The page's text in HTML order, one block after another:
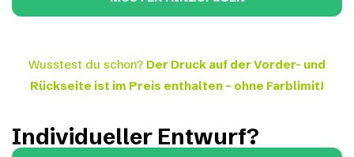
Wusstest du schon? Der Druck auf der Vorder- und
Rückseite ist im Preis enthalten – ohne Farblimit!
Individueller Entwurf?